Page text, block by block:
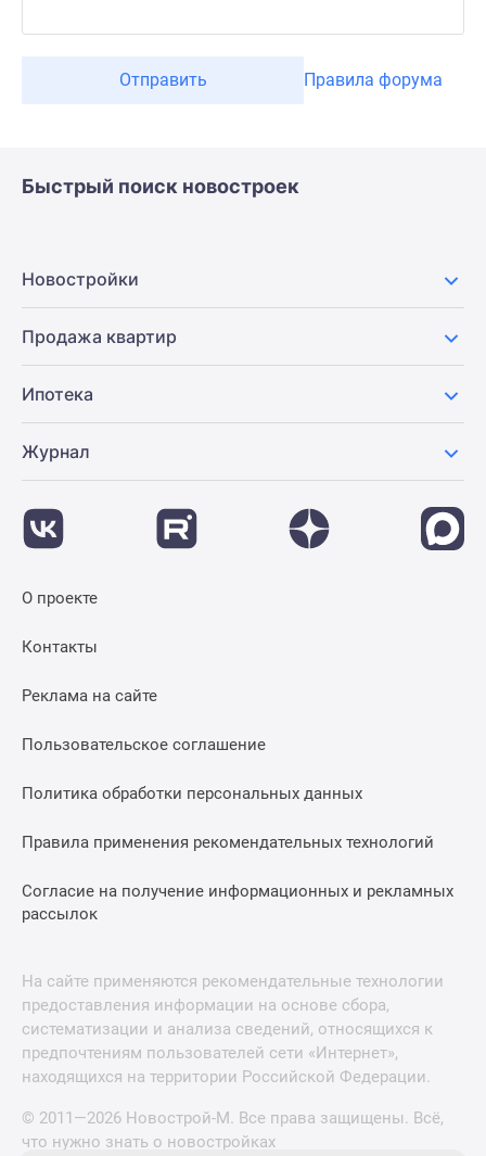
Отправить Правила форума
Быстрый поиск новостроек
Новостройки
Продажа квартир
Ипотека
Журнал
О проекте
Контакты
Реклама на сайте
Пользовательское соглашение
Политика обработки персональных данных
Правила применения рекомендательных технологий
Согласие на получение информационных и рекламных
рассылок
На сайте применяются рекомендательные технологии
предоставления информации на основе сбора,
систематизации и анализа сведений, относящихся к
предпочтениям пользователей сети «Интернет»,
находящихся на территории Российской Федерации.
© 2011—2026 Новострой-М. Все права защищены. Всё,
что нужно знать о новостройках